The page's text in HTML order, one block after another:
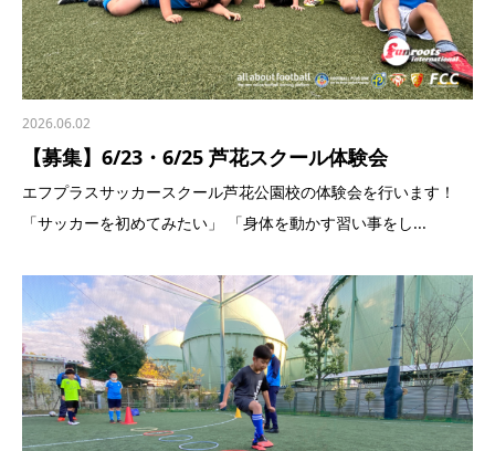
2026.06.02
【募集】6/23・6/25 芦花スクール体験会
エフプラスサッカースクール芦花公園校の体験会を行います！
「サッカーを初めてみたい」 「身体を動かす習い事をし...